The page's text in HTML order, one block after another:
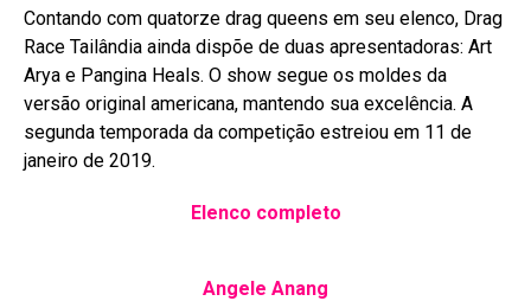
Contando com quatorze drag queens em seu elenco, Drag
Race Tailândia ainda dispõe de duas apresentadoras: Art
Arya e Pangina Heals. O show segue os moldes da
versão original americana, mantendo sua excelência. A
segunda temporada da competição estreiou em 11 de
janeiro de 2019.
Elenco completo
Angele Anang